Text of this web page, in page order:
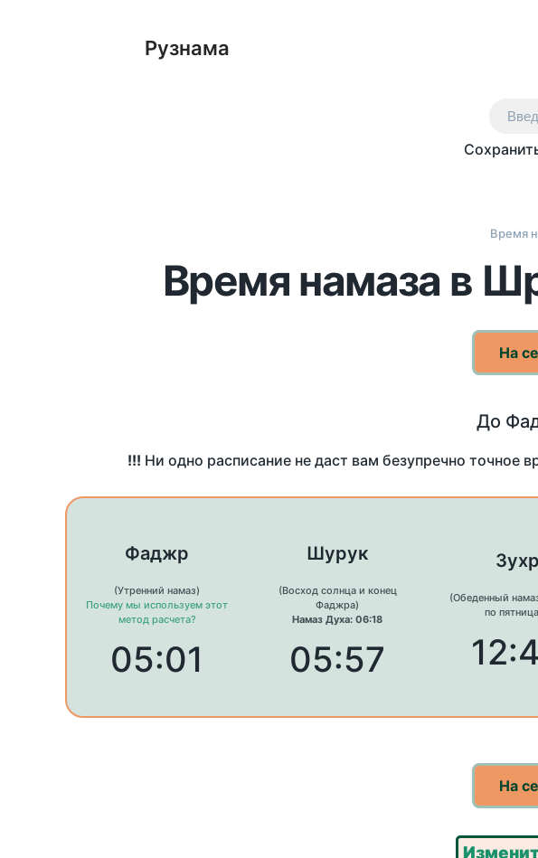
Рузнама
Время
Время намаза в
На
До
!!! Ни одно расписание не даст вам безупречно точное
Фаджр
(Утренний намаз)
Почему мы используем этот
метод расчета?
05:01
Шурук
(Восход солнца и конец
Фаджра)
Намаз Духа: 06:18
05:57
Зухр
(Обеденный
по
На